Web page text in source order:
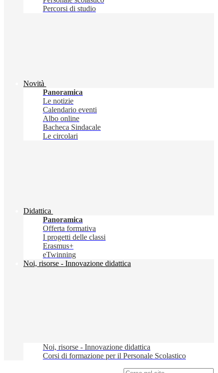
Percorsi di studio
Novità
Panoramica
Le notizie
Calendario eventi
Albo online
Bacheca Sindacale
Le circolari
Didattica
Panoramica
Offerta formativa
I progetti delle classi
Erasmus+
eTwinning
Noi, risorse - Innovazione didattica
Noi, risorse - Innovazione didattica
Corsi di formazione per il Personale Scolastico